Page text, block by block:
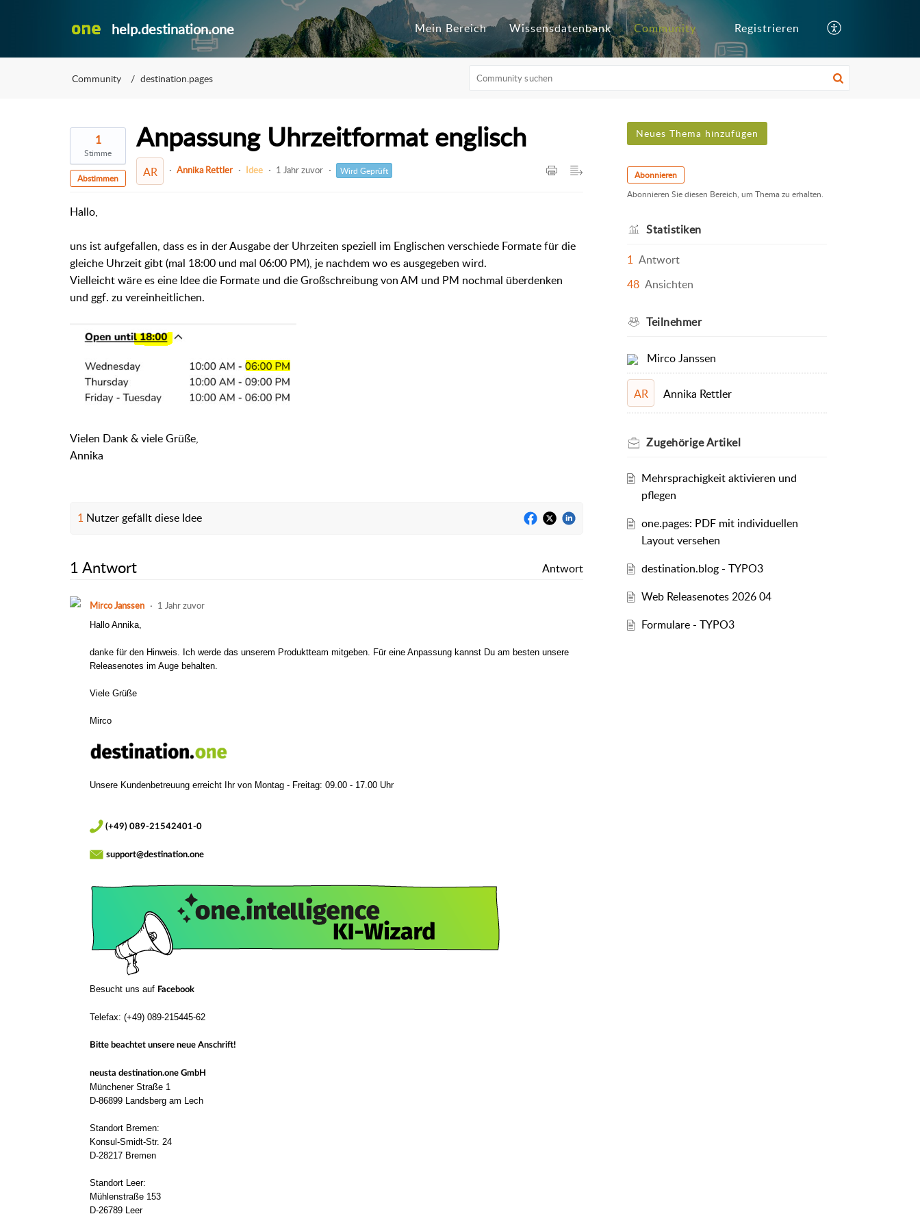
help.destination.one Mein Bereich Wissensdatenbank Community Registrieren
Community destination.pages
1
Stimme
Abstimmen
Anpassung Uhrzeitformat englisch
AR Annika Rettler Idee 1 Jahr zuvor Wird Geprüft
Hallo,
uns ist aufgefallen, dass es in der Ausgabe der Uhrzeiten speziell im Englischen verschiede Formate für die
gleiche Uhrzeit gibt (mal 18:00 und mal 06:00 PM), je nachdem wo es ausgegeben wird.
Vielleicht wäre es eine Idee die Formate und dieGroßschreibung von AM und PM nochmal überdenken
und ggf. zu vereinheitlichen.
Vielen Dank & viele Grüße,
Annika
1 Nutzer gefällt diese Idee
1 Antwort Antwort
Mirco Janssen 1 Jahr zuvor
Hallo Annika,
danke für den Hinweis. Ich werde das unserem Produktteam mitgeben. Für eine Anpassung kannst Du am besten unsere
Releasenotes im Auge behalten.
Viele Grüße
Mirco
Unsere Kundenbetreuung erreicht Ihr von Montag - Freitag: 09.00 - 17.00 Uhr
(+49) 089-21542401-0
support@destination.one
Besucht uns auf Facebook
Telefax: (+49) 089-215445-62
Bitte beachtet unsere neue Anschrift!
neusta destination.one GmbH
Münchener Straße 1
D-86899 Landsberg am Lech
Standort Bremen:
Konsul-Smidt-Str. 24
D-28217 Bremen
Standort Leer:
Mühlenstraße 153
D-26789 Leer
Neues Thema hinzufügen
Abonnieren
Abonnieren Sie diesen Bereich, um Thema zu erhalten.
Statistiken
1 Antwort
48 Ansichten
Teilnehmer
Mirco Janssen
AR Annika Rettler
ZugehörigeArtikel
Mehrsprachigkeit aktivieren und
pflegen
one.pages: PDF mit individuellen
Layout versehen
destination.blog - TYPO3
Web Releasenotes 2026 04
Formulare - TYPO3